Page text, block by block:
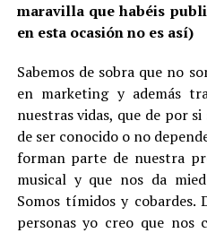
maravilla que habéis
en esta ocasión no es así)
Sabemos de sobra que no
en marketing y además
nuestras vidas, que de por
de ser conocido o no
forman parte de nuestra
musical y que nos da
Somos tímidos y cobardes.
personas yo creo que nos